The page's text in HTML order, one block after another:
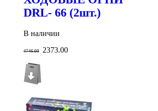
DRL- 66 (2шт.)
В наличии
4746.00 2373.00